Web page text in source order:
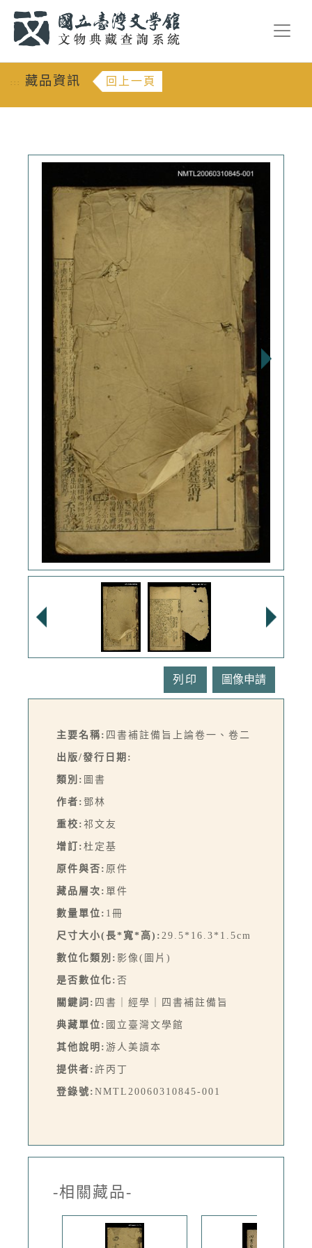
::: 藏品資訊 回上一頁
列印
主要名稱: 四書補註備旨上論卷一、卷二
出版/發行日期:
類別: 圖書
作者: 鄧林
重校: 祁文友
增訂: 杜定基
原件與否: 原件
藏品層次: 單件
數量單位: 1冊
尺寸大小(長*寬*高): 29.5*16.3*1.5cm
數位化類別: 影像(圖片)
是否數位化: 否
關鍵詞: 四書｜經學｜四書補註備旨
典藏單位: 國立臺灣文學館
其他說明: 游人美讀本
提供者: 許丙丁
登錄號: NMTL20060310845-001
-相關藏品-